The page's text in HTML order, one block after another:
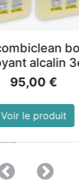
alcalin
95,00€
Voir le produit
PrécedentSuivant